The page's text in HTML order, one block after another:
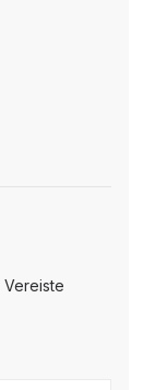
Vereiste